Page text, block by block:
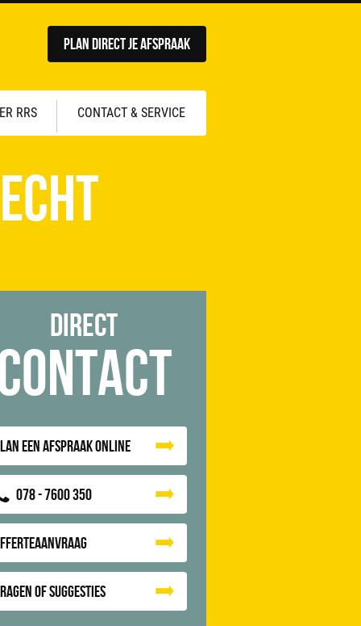
Plan direct je afspraak
RRS CONTACT & SERVICE
Direct
een afspraak online
078 - 7600 350
of suggesties